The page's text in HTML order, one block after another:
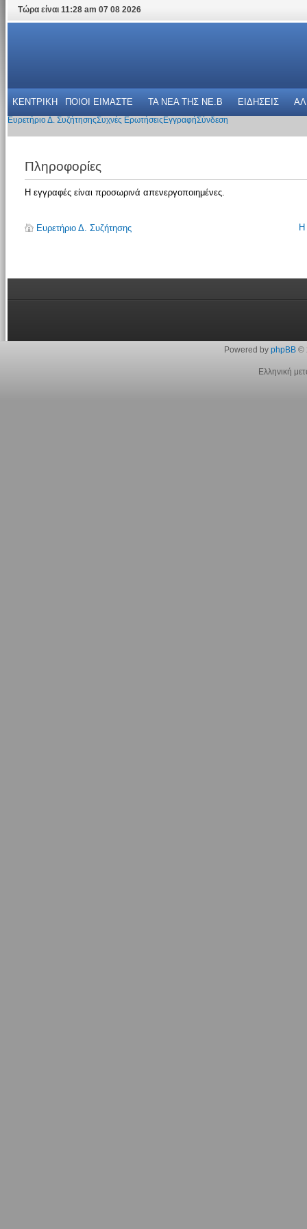
Τώρα είναι 11:28 am 07 08 2026
ΚΕΝΤΡΙΚΗ ΠΟΙΟΙ ΕΙΜΑΣΤΕ ΤΑ ΝΕΑ THΣ NE.B ΕΙΔΗΣΕΙΣ
Ευρετήριο Δ. ΣυζήτησηςΣυχνές Ερωτήσεις ΕγγραφήΣύνδεση
Πληροφορίες
Η εγγραφές είναι προσωρινά απενεργοποιημένες.
Ευρετήριο Δ. Συζήτησης Η
Powered by phpBB©
Ελληνική